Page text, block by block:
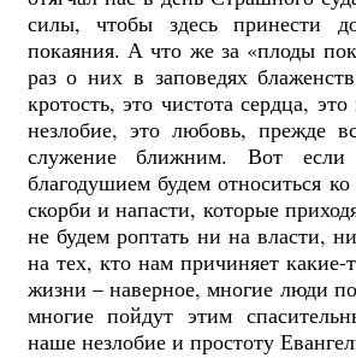
силы, чтобы здесь принести
покаяния. А что же за «плоды
раз о них в заповедях
кротость, это чистота сердца,
незлобие, это любовь, прежде
служение ближним. Вот
благодушием будем относиться
скорби и напасти, которые
не будем роптать ни на власти,
на тех, кто нам причиняет какие-
жизни – наверное, многие люди
многие пойдут этим
наше незлобие и простоту